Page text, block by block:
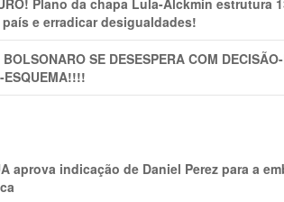
Plano da chapa Lula-Alckmin estrutura
e erradicar desigualdades!
SE DESESPERA COM
ESQUEMA!!!!
aprova indicação de Daniel Perez para a